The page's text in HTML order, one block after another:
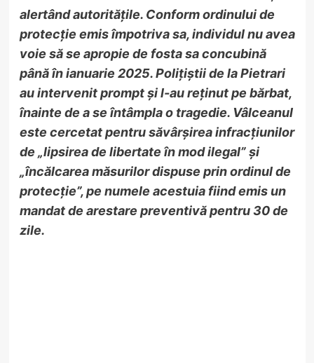
alertând autoritățile. Conform ordinului de
protecție emis împotriva sa, individul nu avea
voie să se apropie de fosta sa concubină
până în ianuarie 2025. Polițiștii de la Pietrari
au intervenit prompt și l-au reținut pe bărbat,
înainte de a se întâmpla o tragedie. Vâlceanul
este cercetat pentru săvârșirea infracțiunilor
de „lipsirea de libertate în mod ilegal” și
„încălcarea măsurilor dispuse prin ordinul de
protecție”, pe numele acestuia fiind emis un
mandat de arestare preventivă pentru 30 de
zile.